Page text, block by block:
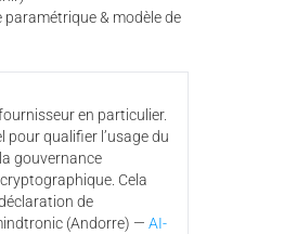
paramétrique & modèle de
en particulier.
pour qualifier l’usage du
gouvernance
Cela
de
(Andorre) — AI-